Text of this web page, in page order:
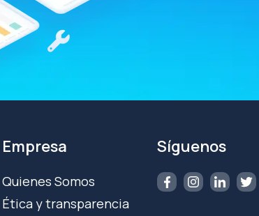
Empresa
Quienes Somos
Ética y transparencia
Síguenos